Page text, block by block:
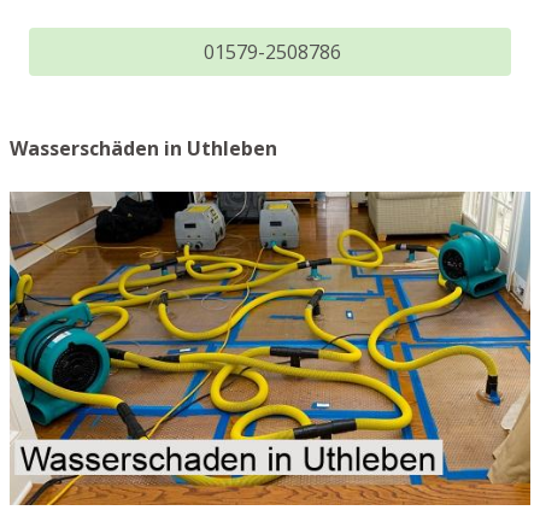
01579-2508786
Wasserschäden in Uthleben